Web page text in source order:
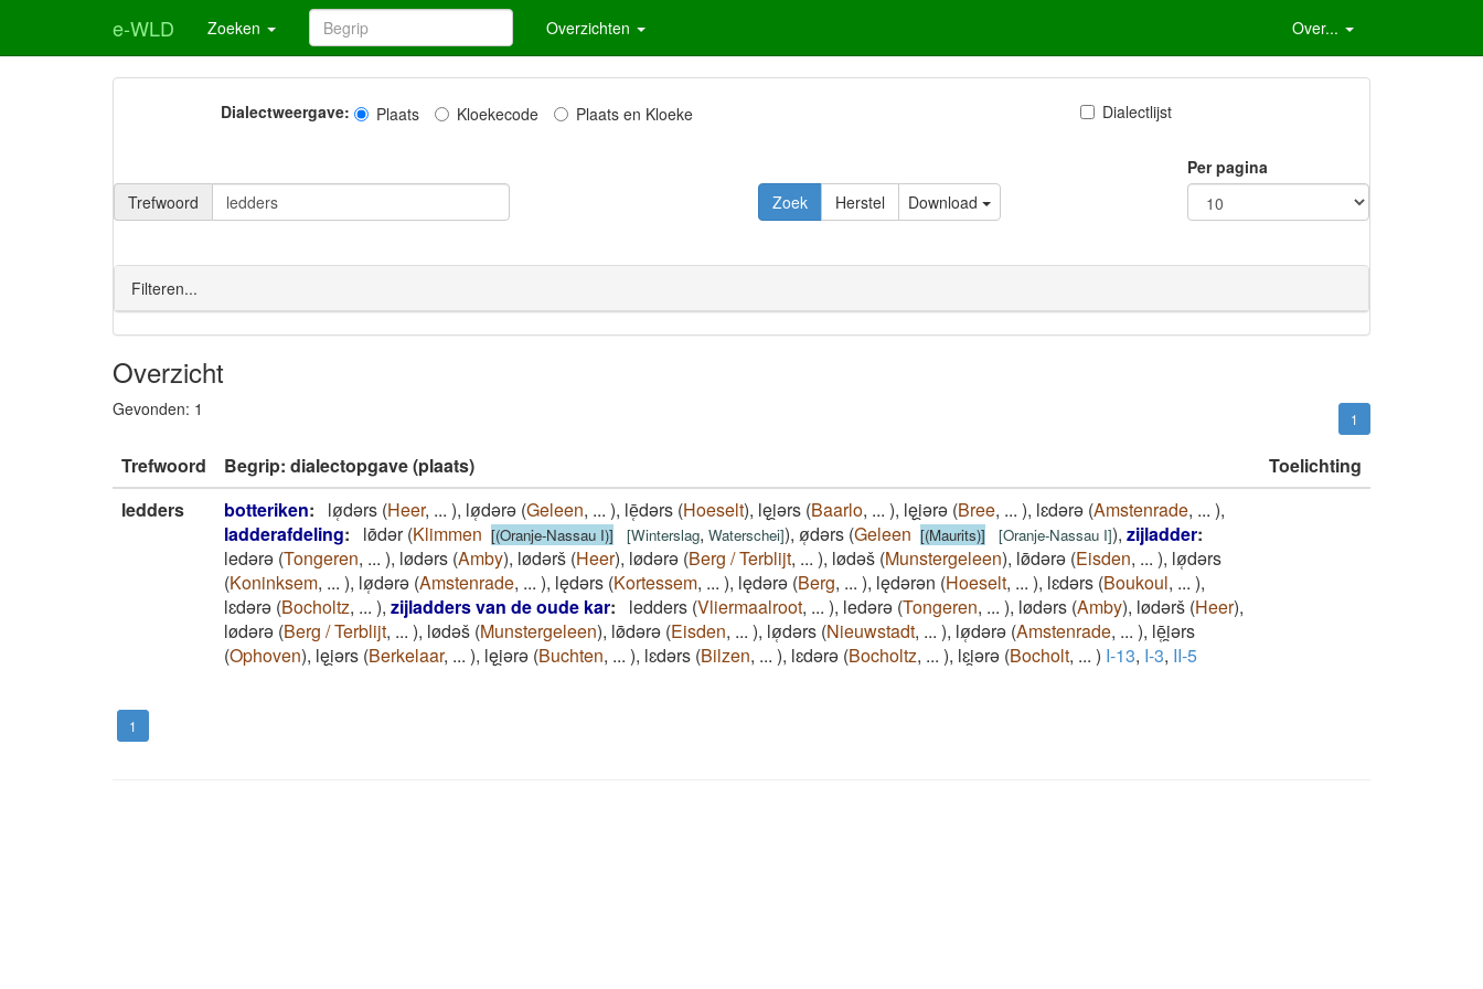
e-WLD Zoeken Overzichten Over...
Dialectweergave: Plaats Kloekecode Plaats en Kloeke Dialectlijst
Trefwoord Download
Per pagina
Filteren...
Overzicht
Gevonden: 1 1
Trefwoord Begrip: dialectopgave (plaats)
Toelichting
ledders
botteriken: lø̜dǝrs (Heer, ... ), lø̜dǝrǝ (Geleen, ... ), lē̜dǝrs (Hoeselt), lęi̯ǝrs (Baarlo, ... ), lęi̯ǝrǝ (Bree, ... ), lɛdǝrǝ (Amstenrade, ... ),
ladderafdeling: lø̄dǝr(Klimmen [(Oranje-Nassau I)] [Winterslag, Waterschei]), ø̜dǝrs (Geleen [(Maurits)] [Oranje-Nassau I]), zijladder:
ledǝrǝ (Tongeren, ... ), lødǝrs (Amby), lødǝrš (Heer), lødǝrǝ (Berg / Terblijt, ... ), lødǝš (Munstergeleen), lø̄dǝrǝ (Eisden, ... ), lø̜dǝrs
(Koninksem, ... ), lø̜dǝrǝ (Amstenrade, ... ), lędǝrs (Kortessem, ... ), lędǝrǝ (Berg, ... ), lędǝrǝn (Hoeselt, ... ), lɛdǝrs (Boukoul, ... ),
lɛdǝrǝ (Bocholtz, ... ), zijladders van de oude kar: ledders (Vliermaalroot, ... ), ledǝrǝ (Tongeren, ... ), lødǝrs (Amby), lødǝrš (Heer),
lødǝrǝ (Berg / Terblijt, ... ), lødǝš (Munstergeleen), lø̄dǝrǝ (Eisden, ... ), lø̜dǝrs (Nieuwstadt, ... ), lø̜dǝrǝ (Amstenrade, ... ), lē̜i̯ǝrs
(Ophoven), lęi̯ǝrs (Berkelaar, ... ), lęi̯ǝrǝ (Buchten, ... ), lɛdǝrs (Bilzen, ... ), lɛdǝrǝ (Bocholtz, ... ), lɛi̯ǝrǝ (Bocholt, ... ) I-13, I-3, II-5
1